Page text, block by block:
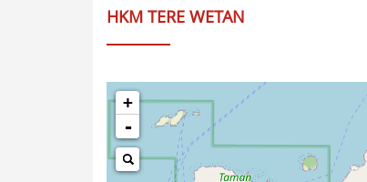
HKM TERE WETAN
+
-